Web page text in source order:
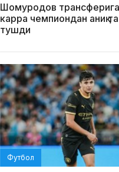
Шомуродов
карра чемпиондан аниқ
тушди
Футбол